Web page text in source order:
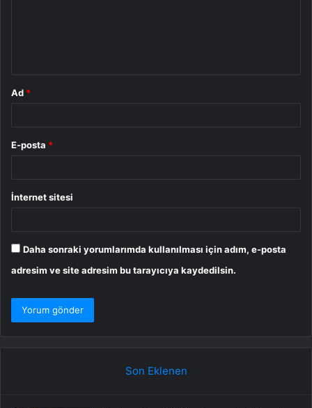
Ad *
E-posta *
İnternet sitesi
Daha sonraki yorumlarımda kullanılması için adım, e-posta
adresim ve site adresim bu tarayıcıya kaydedilsin.
Son Eklenen